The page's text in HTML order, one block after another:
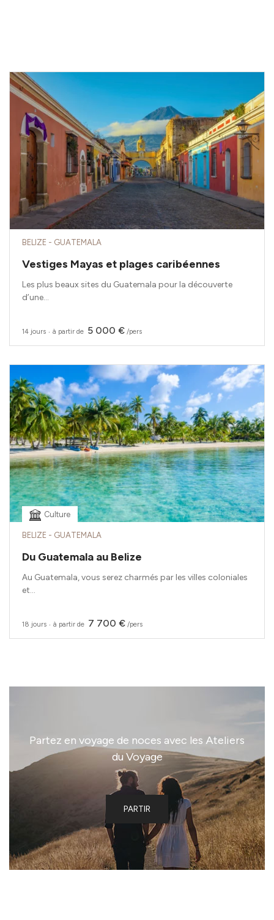
BELIZE - GUATEMALA
Vestiges Mayas et plages caribéennes
Les plus beaux sites du Guatemala pour la découverte
d’une...
14 jours ‧ à partir de 5 000 € /pers
Culture
BELIZE - GUATEMALA
Du Guatemala au Belize
Au Guatemala, vous serez charmés par les villes coloniales
et...
18 jours ‧ à partir de 7 700 € /pers
Partez en voyage de noces avec les Ateliers
du Voyage
PARTIR